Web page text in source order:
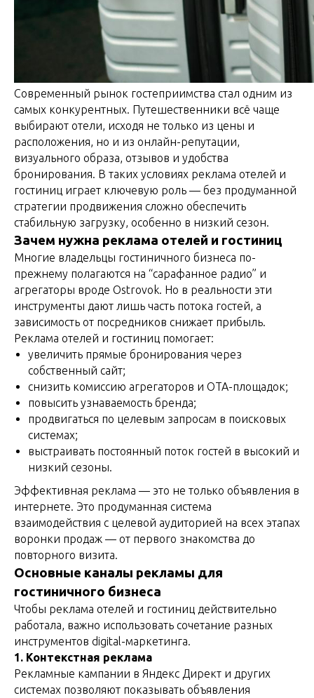
Современный рынок гостеприимства стал одним из
самых конкурентных. Путешественники всё чаще
выбирают отели, исходя не только из цены и
расположения, но и из онлайн-репутации,
визуального образа, отзывов и удобства
бронирования. В таких условиях реклама отелей и
гостиниц играет ключевую роль — без продуманной
стратегии продвижения сложно обеспечить
стабильную загрузку, особенно в низкий сезон.
Зачем нужна реклама отелей и гостиниц
Многие владельцы гостиничного бизнеса по-
прежнему полагаются на “сарафанное радио” и
агрегаторы вроде Ostrovok. Но в реальности эти
инструменты дают лишь часть потока гостей, а
зависимость от посредников снижает прибыль.
Реклама отелей и гостиниц помогает:
увеличить прямые бронирования через
собственный сайт;
снизить комиссию агрегаторов и OTA-площадок;
повысить узнаваемость бренда;
продвигаться по целевым запросам в поисковых
системах;
выстраивать постоянный поток гостей в высокий и
низкий сезоны.
Эффективная реклама — это не только объявления в
интернете. Это продуманная система
взаимодействия с целевой аудиторией на всех этапах
воронки продаж — от первого знакомства до
повторного визита.
Основные каналы рекламы для
гостиничного бизнеса
Чтобы реклама отелей и гостиниц действительно
работала, важно использовать сочетание разных
инструментов digital-маркетинга.
1. Контекстная реклама
Рекламные кампании в Яндекс Директ и других
системах позволяют показывать объявления